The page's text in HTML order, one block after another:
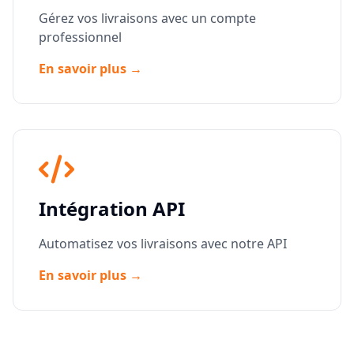
Gérez vos livraisons avec un compte
professionnel
En savoir plus →
Intégration API
Automatisez vos livraisons avec notre API
En savoir plus →